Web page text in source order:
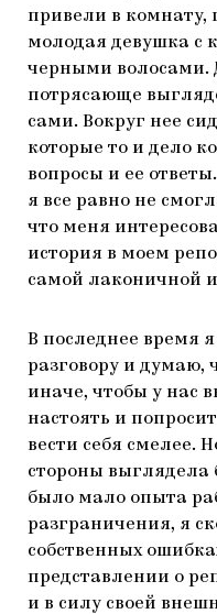
привели в комнату,
молодая девушка с
черными волосами.
потрясающе
сами. Вокруг нее
которые то и дело
вопросы и ее
я все равно не
что меня
история в моем
самой лаконичной
В последнее время
разговору и думаю,
иначе, чтобы у нас
настоять и
вести себя смелее.
стороны выглядела
было мало опыта
разграничения, я
собственных
представлении о
и в силу своей